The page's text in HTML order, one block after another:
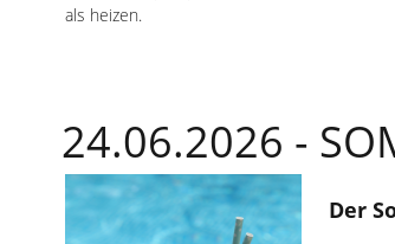
als heizen.
24.06.2026 -
Der